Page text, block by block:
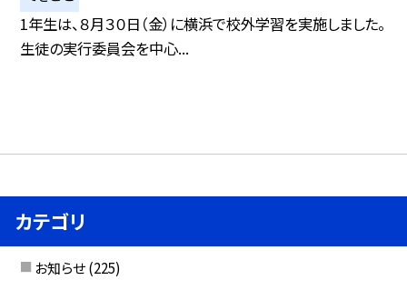
1年生は、８月３０日（金）に横浜で校外学習を実施しました。
生徒の実行委員会を中心...
カテゴリ
お知らせ (225)